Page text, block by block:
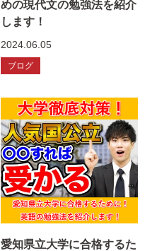
めの現代文の勉強法を紹介
します！
2024.06.05
ブログ
愛知県立大学に合格するた